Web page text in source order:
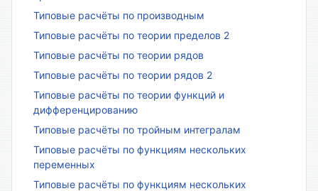
Типовые расчёты по производным
Типовые расчёты по теории пределов 2
Типовые расчёты по теории рядов
Типовые расчёты по теории рядов 2
Типовые расчёты по теории функций и
дифференцированию
Типовые расчёты по тройным интегралам
Типовые расчёты по функциям нескольких
переменных
Типовые расчёты по функциям нескольких